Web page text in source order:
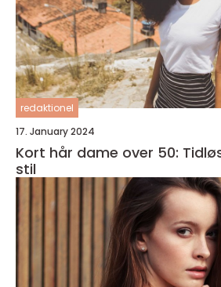
redaktionel
17. January 2024
Kort hår dame over 50:
stil